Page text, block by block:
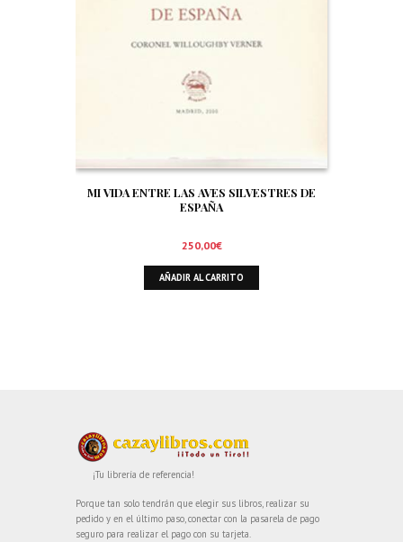
MI VIDA ENTRE LAS AVES SILVESTRES DE
ESPAÑA
250,00€
AÑADIR AL CARRITO
¡Tu librería de referencia!
Porque tan solo tendrán que elegir sus libros, realizar su
pedido y en el último paso, conectar con la pasarela de pago
seguro para realizar el pago con su tarjeta.